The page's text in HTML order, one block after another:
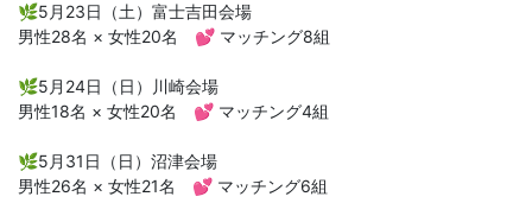
🌿5月23日（土）富士吉田会場
男性28名 × 女性20名 💕 マッチング8組
🌿5月24日（日）川崎会場
男性18名 × 女性20名 💕 マッチング4組
🌿5月31日（日）沼津会場
男性26名 × 女性21名 💕 マッチング6組